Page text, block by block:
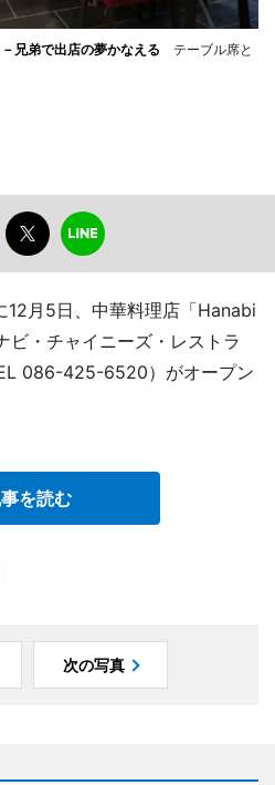
兄弟で出店の夢かなえる テーブル席と
12月5日、中華料理店「Hanabi
・チャイニーズ・レストラ
086-425-6520）がオープン
を読む
次の写真